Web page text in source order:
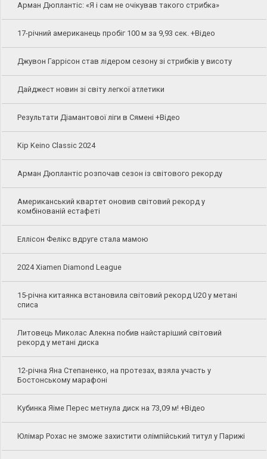
Арман Дюплантіс: «Я і сам не очікував такого стрибка»
17-річний американець пробіг 100 м за 9,93 сек. +Відео
Джувон Гаррісон став лідером сезону зі стрибків у висоту
Дайджест новин зі світу легкої атлетики
Результати Діамантової ліги в Сямені +Відео
Kip Keino Classic 2024
Арман Дюплантіс розпочав сезон із світового рекорду
Американський квартет оновив світовий рекорд у
комбінованій естафеті
Еллісон Фелікс вдруге стала мамою
2024 Xiamen Diamond League
15-річна китаянка встановила світовий рекорд U20 у метані
списа
Литовець Миколас Алекна побив найстаріший світовий
рекорд у метані диска
12-річна Яна Степаненко, на протезах, взяла участь у
Бостонському марафоні
Кубинка Яіме Перес метнула диск на 73,09 м! +Відео
Юлімар Рохас не зможе захистити олімпійський титул у Парижі